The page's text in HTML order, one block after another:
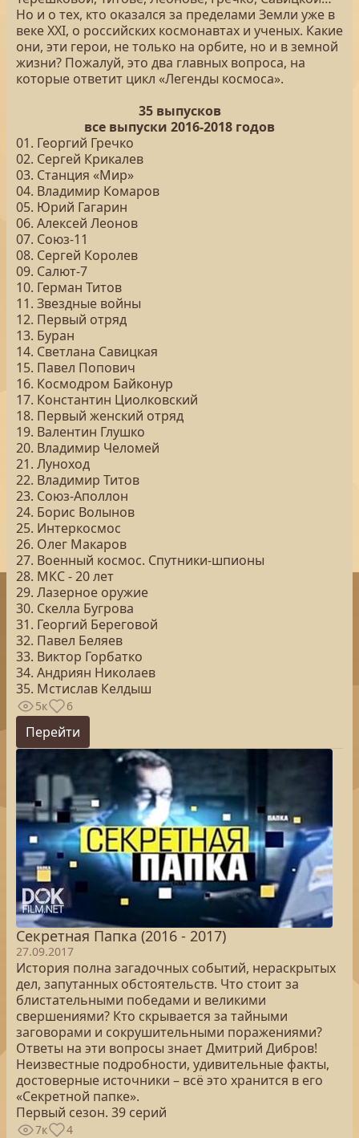
Но и о тех, кто оказался за пределами Земли уже в
веке XXI, о российских космонавтах и ученых. Какие
они, эти герои, не только на орбите, но и в земной
жизни? Пожалуй, это два главных вопроса, на
которые ответит цикл «Легенды космоса».
35 выпусков
все выпуски 2016-2018 годов
01. Георгий Гречко
02. Сергей Крикалев
03. Станция «Мир»
04. Владимир Комаров
05. Юрий Гагарин
06. Алексей Леонов
07. Союз-11
08. Сергей Королев
09. Салют-7
10. Герман Титов
11. Звездные войны
12. Первый отряд
13. Буран
14. Светлана Савицкая
15. Павел Попович
16. Космодром Байконур
17. Константин Циолковский
18. Первый женский отряд
19. Валентин Глушко
20. Владимир Челомей
21. Луноход
22. Владимир Титов
23. Союз-Аполлон
24. Борис Волынов
25. Интеркосмос
26. Олег Макаров
27. Военный космос. Спутники-шпионы
28. МКС - 20 лет
29. Лазерное оружие
30. Скелла Бугрова
31. Георгий Береговой
32. Павел Беляев
33. Виктор Горбатко
34. Андриян Николаев
35. Мстислав Келдыш
5к 6
Перейти
Секретная Папка (2016 - 2017)
27.09.2017
История полна загадочных событий, нераскрытых
дел, запутанных обстоятельств. Что стоит за
блистательными победами и великими
свершениями? Кто скрывается за тайными
заговорами и сокрушительными поражениями?
Ответы на эти вопросы знает Дмитрий Дибров!
Неизвестные подробности, удивительные факты,
достоверные источники – всё это хранится в его
«Секретной папке».
Первый сезон. 39 серий
7к 4